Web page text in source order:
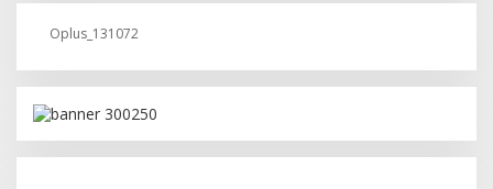
Oplus_131072